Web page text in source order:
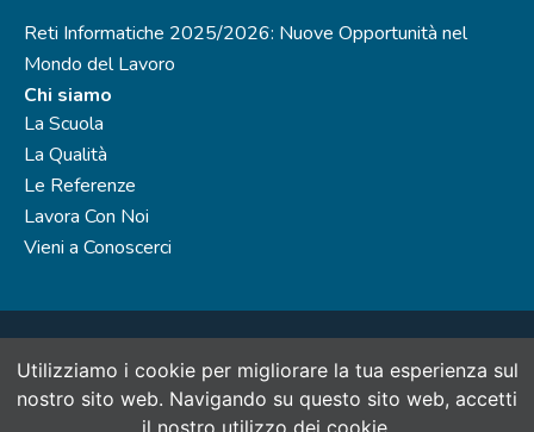
Reti Informatiche 2025/2026: Nuove Opportunità nel
Mondo del Lavoro
Chi siamo
La Scuola
La Qualità
Le Referenze
Lavora Con Noi
Vieni a Conoscerci
SinerVis Consulting S.r.l., società del Gruppo SinerVis Company
- P.IVA 07888960965 N.Rea: MI - 1988928
Capitale sociale 30.000 € i.v. Ente di formazione accreditato alla
Utilizziamo i cookie per migliorare la tua esperienza sul
nostro sito web. Navigando su questo sito web, accetti
il ​​nostro utilizzo dei cookie.